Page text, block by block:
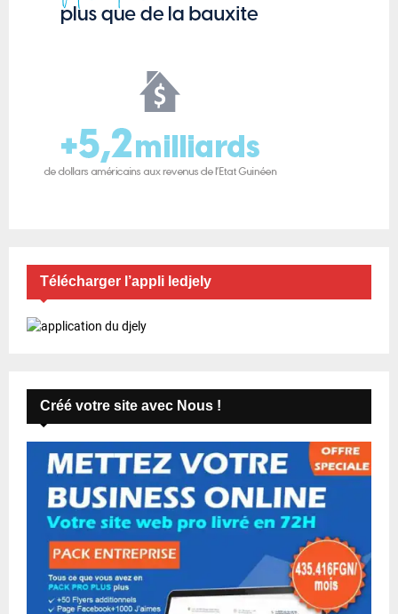
Télécharger l’appli ledjely
Créé votre site avec Nous !